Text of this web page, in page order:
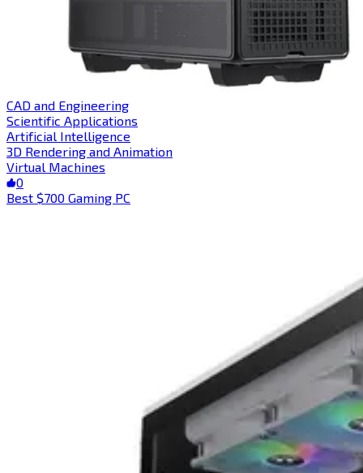
CAD and Engineering​​​​‌ ‍ ​‍​‍‌‍ ‌ ​‍‌‍‍‌‌‍‌ ‌‍‍‌‌‍ ‍​‍​‍​ ‍‍​‍​‍‌ ​ ‌‍​‌‌‍ ‍‌‍‍‌‌ ‌​‌ ‍‌​‍ ‍‌‍‍‌‌‍ ​‍​‍​‍ ​​‍​‍‌‍‍​‌ ​‍‌‍‌‌‌‍‌‍​‍​‍​ ‍‍​‍​‍​‍ ‌‍​‌‌‍‌​‌‍ ‌‌‍‍‌‌‍ ‍​‍ ‌‍‍‌‌‍ ‍‌ ‌​‌‍‌‌‌‍ ‍‌ ‌​​‍ ‌‍‌‌‌‍‌​‌‍‍‌‌ ‌​​‍ ‌‍ ‌‌‍ ‌‍‌​‌‍‌‌​ ‌‌ ​​‌ ​‍‌‍‌‌‌ ​ ‌‍‌‌‌‍ ‍‌ ‌​‌‍​‌‌ ‌​‌‍‍‌‌‍ ‌‍ ‍​ ‍ ‌‍‍‌‌‍‌​​ ‌‌‍​‍​ ​‍‌‍​‌‌‍​‍‌‍‌​​ ​‍​ ‍‌‌‍​‌​‍ ‌​ ​‍‌‍​‌‌‍‌​​ ‍‌​‍ ‌​ ‌​​ ‌‍‌‍​‌​ ​‍​‍ ‌​ ‍​‌‍‌​​ ​‌​ ‌‌​‍ ‌​ ​‍​ ​​​ ​‍​ ‌‌‌‍‌‌​ ​ ​ ‌‌​ ​ ​ ​‌‌‍‌​​ ​​​ ​ ​ ‍ ‌ ‌​‌ ‍‌‌ ​​‌‍‌‌​ ‌‌ ‌​‌‍​‌‌‍‌ ​ ‍ ‌ ​​‌‍​‌‌ ‌​‌‍‍​​ ‌‌‍ ‍‌‍​‌‌‍ ‌‌‍‌‌​ ‌‍​‍‌‍​‌‌ ​ ‌‍‌‌‌‌‌‌‌ ​‍‌‍ ​​ ‌​‍‌‌​ ​‍‌​‌‍‌‍​‌‌‍‌​‌‍ ‌‌‍‍‌‌‍ ‍​‍‌‍‌‍‍‌‌‍‌​​ ‌‌‍​‍​ ​‍‌‍​‌‌‍​‍‌‍‌​​ ​‍​ ‍‌‌‍​‌​‍ ‌​ ​‍‌‍​‌‌‍‌​​ ‍‌​‍ ‌​ ‌​​ ‌‍‌‍​‌​ ​‍​‍ ‌​ ‍​‌‍‌​​ ​‌​ ‌‌​‍ ‌​ ​‍​ ​​​ ​‍​ ‌‌‌‍‌‌​ ​ ​ ‌‌​ ​ ​ ​‌‌‍‌​​ ​​​ ​ ​‍‌‍‌ ‌​‌ ‍‌‌ ​​‌‍‌‌​ ‌‌ ‌​‌‍​‌‌‍‌ ​‍‌‍‌ ​​‌‍​‌‌ ‌​‌‍‍​​ ‌‌‍ ‍‌‍​‌‌‍ ‌‌‍‌‌​‍‌‍‌ ​​‌‍‌‌‌ ​‍‌ ​ ‌ ​​‌‍‌‌‌‍​ ‌ ‌​‌‍‍‌‌ ‌‍‌‍‌‌​ ‌‌ ​​‌ ‌‌‌‍​‍‌‍ ​‌‍‍‌‌ ​ ‌‍‍​‌‍‌‌‌‍‌​​‍​‍‌ ‌
Scientific Applications​​​​‌ ‍ ​‍​‍‌‍ ‌ ​‍‌‍‍‌‌‍‌ ‌‍‍‌‌‍ ‍​‍​‍​ ‍‍​‍​‍‌ ​ ‌‍​‌‌‍ ‍‌‍‍‌‌ ‌​‌ ‍‌​‍ ‍‌‍‍‌‌‍ ​‍​‍​‍ ​​‍​‍‌‍‍​‌ ​‍‌‍‌‌‌‍‌‍​‍​‍​ ‍‍​‍​‍​‍ ‌‍​‌‌‍‌​‌‍ ‌‌‍‍‌‌‍ ‍​‍ ‌‍‍‌‌‍ ‍‌ ‌​‌‍‌‌‌‍ ‍‌ ‌​​‍ ‌‍‌‌‌‍‌​‌‍‍‌‌ ‌​​‍ ‌‍ ‌‌‍ ‌‍‌​‌‍‌‌​ ‌‌ ​​‌ ​‍‌‍‌‌‌ ​ ‌‍‌‌‌‍ ‍‌ ‌​‌‍​‌‌ ‌​‌‍‍‌‌‍ ‌‍ ‍​ ‍ ‌‍‍‌‌‍‌​​ ‌‌‍‌​‌‍​‌​ ‌ ​ ​‍‌‍​‌​ ​‍‌‍​‌​ ‌‍​‍ ‌‌‍‌​​ ‌​​ ‌‍‌‍‌‍​‍ ‌​ ‌​​ ​ ​ ‌‌​ ​ ​‍ ‌​ ‍​​ ​‌‌‍​‌​ ‌ ​‍ ‌‌‍​‍‌‍​‍‌‍​‌​ ‌‍​ ​​‌‍‌‍​ ​‌​ ‌ ​ ‍​​ ​​‌‍​ ​ ‍​​ ‍ ‌ ‌​‌ ‍‌‌ ​​‌‍‌‌​ ‌‌ ‌​‌‍​‌‌‍‌ ​ ‍ ‌ ​​‌‍​‌‌ ‌​‌‍‍​​ ‌‌‍ ‍‌‍​‌‌‍ ‌‌‍‌‌​ ‌‍​‍‌‍​‌‌ ​ ‌‍‌‌‌‌‌‌‌ ​‍‌‍ ​​ ‌​‍‌‌​ ​‍‌​‌‍‌‍​‌‌‍‌​‌‍ ‌‌‍‍‌‌‍ ‍​‍‌‍‌‍‍‌‌‍‌​​ ‌‌‍‌​‌‍​‌​ ‌ ​ ​‍‌‍​‌​ ​‍‌‍​‌​ ‌‍​‍ ‌‌‍‌​​ ‌​​ ‌‍‌‍‌‍​‍ ‌​ ‌​​ ​ ​ ‌‌​ ​ ​‍ ‌​ ‍​​ ​‌‌‍​‌​ ‌ ​‍ ‌‌‍​‍‌‍​‍‌‍​‌​ ‌‍​ ​​‌‍‌‍​ ​‌​ ‌ ​ ‍​​ ​​‌‍​ ​ ‍​​‍‌‍‌ ‌​‌ ‍‌‌ ​​‌‍‌‌​ ‌‌ ‌​‌‍​‌‌‍‌ ​‍‌‍‌ ​​‌‍​‌‌ ‌​‌‍‍​​ ‌‌‍ ‍‌‍​‌‌‍ ‌‌‍‌‌​‍‌‍‌ ​​‌‍‌‌‌ ​‍‌ ​ ‌ ​​‌‍‌‌‌‍​ ‌ ‌​‌‍‍‌‌ ‌‍‌‍‌‌​ ‌‌ ​​‌ ‌‌‌‍​‍‌‍ ​‌‍‍‌‌ ​ ‌‍‍​‌‍‌‌‌‍‌​​‍​‍‌ ‌
Artificial Intelligence​​​​‌ ‍ ​‍​‍‌‍ ‌ ​‍‌‍‍‌‌‍‌ ‌‍‍‌‌‍ ‍​‍​‍​ ‍‍​‍​‍‌ ​ ‌‍​‌‌‍ ‍‌‍‍‌‌ ‌​‌ ‍‌​‍ ‍‌‍‍‌‌‍ ​‍​‍​‍ ​​‍​‍‌‍‍​‌ ​‍‌‍‌‌‌‍‌‍​‍​‍​ ‍‍​‍​‍​‍ ‌‍​‌‌‍‌​‌‍ ‌‌‍‍‌‌‍ ‍​‍ ‌‍‍‌‌‍ ‍‌ ‌​‌‍‌‌‌‍ ‍‌ ‌​​‍ ‌‍‌‌‌‍‌​‌‍‍‌‌ ‌​​‍ ‌‍ ‌‌‍ ‌‍‌​‌‍‌‌​ ‌‌ ​​‌ ​‍‌‍‌‌‌ ​ ‌‍‌‌‌‍ ‍‌ ‌​‌‍​‌‌ ‌​‌‍‍‌‌‍ ‌‍ ‍​ ‍ ‌‍‍‌‌‍‌​​ ‌‌‍‌‌‌‍‌‌​ ‍​​ ​ ​ ​‍​ ‍​‌‍​‍​ ​‍​‍ ‌‌‍‌​​ ‌ ​ ​‍​ ​​​‍ ‌​ ‌​‌‍​‌​ ​​‌‍‌‍​‍ ‌​ ‍​​ ‌‌​ ‌‍​ ‍​​‍ ‌‌‍‌‍‌‍​‌​ ‌‌​ ​​​ ​‌‌‍​‍‌‍‌‌‌‍​‍​ ‍​‌‍​‌‌‍​‌​ ‍​​ ‍ ‌ ‌​‌ ‍‌‌ ​​‌‍‌‌​ ‌‌ ‌​‌‍​‌‌‍‌ ​ ‍ ‌ ​​‌‍​‌‌ ‌​‌‍‍​​ ‌‌‍ ‍‌‍​‌‌‍ ‌‌‍‌‌​ ‌‍​‍‌‍​‌‌ ​ ‌‍‌‌‌‌‌‌‌ ​‍‌‍ ​​ ‌​‍‌‌​ ​‍‌​‌‍‌‍​‌‌‍‌​‌‍ ‌‌‍‍‌‌‍ ‍​‍‌‍‌‍‍‌‌‍‌​​ ‌‌‍‌‌‌‍‌‌​ ‍​​ ​ ​ ​‍​ ‍​‌‍​‍​ ​‍​‍ ‌‌‍‌​​ ‌ ​ ​‍​ ​​​‍ ‌​ ‌​‌‍​‌​ ​​‌‍‌‍​‍ ‌​ ‍​​ ‌‌​ ‌‍​ ‍​​‍ ‌‌‍‌‍‌‍​‌​ ‌‌​ ​​​ ​‌‌‍​‍‌‍‌‌‌‍​‍​ ‍​‌‍​‌‌‍​‌​ ‍​​‍‌‍‌ ‌​‌ ‍‌‌ ​​‌‍‌‌​ ‌‌ ‌​‌‍​‌‌‍‌ ​‍‌‍‌ ​​‌‍​‌‌ ‌​‌‍‍​​ ‌‌‍ ‍‌‍​‌‌‍ ‌‌‍‌‌​‍‌‍‌ ​​‌‍‌‌‌ ​‍‌ ​ ‌ ​​‌‍‌‌‌‍​ ‌ ‌​‌‍‍‌‌ ‌‍‌‍‌‌​ ‌‌ ​​‌ ‌‌‌‍​‍‌‍ ​‌‍‍‌‌ ​ ‌‍‍​‌‍‌‌‌‍‌​​‍​‍‌ ‌
3D Rendering and Animation​​​​‌ ‍ ​‍​‍‌‍ ‌ ​‍‌‍‍‌‌‍‌ ‌‍‍‌‌‍ ‍​‍​‍​ ‍‍​‍​‍‌ ​ ‌‍​‌‌‍ ‍‌‍‍‌‌ ‌​‌ ‍‌​‍ ‍‌‍‍‌‌‍ ​‍​‍​‍ ​​‍​‍‌‍‍​‌ ​‍‌‍‌‌‌‍‌‍​‍​‍​ ‍‍​‍​‍​‍ ‌‍​‌‌‍‌​‌‍ ‌‌‍‍‌‌‍ ‍​‍ ‌‍‍‌‌‍ ‍‌ ‌​‌‍‌‌‌‍ ‍‌ ‌​​‍ ‌‍‌‌‌‍‌​‌‍‍‌‌ ‌​​‍ ‌‍ ‌‌‍ ‌‍‌​‌‍‌‌​ ‌‌ ​​‌ ​‍‌‍‌‌‌ ​ ‌‍‌‌‌‍ ‍‌ ‌​‌‍​‌‌ ‌​‌‍‍‌‌‍ ‌‍ ‍​ ‍ ‌‍‍‌‌‍‌​​ ‌​ ‍​‌‍​‍‌‍​‍​ ​ ​ ‌‌​ ​ ​ ‌​​ ‌‌​‍ ‌‌‍​‍​ ​‍​ ​‌​ ​ ​‍ ‌​ ‌​‌‍​‌‌‍‌‍​ ​​​‍ ‌​ ‍‌​ ​‌​ ‌‌​ ‍‌​‍ ‌‌‍​‍‌‍​‌​ ‍​​ ‌​‌‍‌​‌‍‌​‌‍‌​​ ​​‌‍​ ​ ​‌​ ​‌‌‍​‍​ ‍ ‌ ‌​‌ ‍‌‌ ​​‌‍‌‌​ ‌‌ ‌​‌‍​‌‌‍‌ ​ ‍ ‌ ​​‌‍​‌‌ ‌​‌‍‍​​ ‌‌‍ ‍‌‍​‌‌‍ ‌‌‍‌‌​ ‌‍​‍‌‍​‌‌ ​ ‌‍‌‌‌‌‌‌‌ ​‍‌‍ ​​ ‌​‍‌‌​ ​‍‌​‌‍‌‍​‌‌‍‌​‌‍ ‌‌‍‍‌‌‍ ‍​‍‌‍‌‍‍‌‌‍‌​​ ‌​ ‍​‌‍​‍‌‍​‍​ ​ ​ ‌‌​ ​ ​ ‌​​ ‌‌​‍ ‌‌‍​‍​ ​‍​ ​‌​ ​ ​‍ ‌​ ‌​‌‍​‌‌‍‌‍​ ​​​‍ ‌​ ‍‌​ ​‌​ ‌‌​ ‍‌​‍ ‌‌‍​‍‌‍​‌​ ‍​​ ‌​‌‍‌​‌‍‌​‌‍‌​​ ​​‌‍​ ​ ​‌​ ​‌‌‍​‍​‍‌‍‌ ‌​‌ ‍‌‌ ​​‌‍‌‌​ ‌‌ ‌​‌‍​‌‌‍‌ ​‍‌‍‌ ​​‌‍​‌‌ ‌​‌‍‍​​ ‌‌‍ ‍‌‍​‌‌‍ ‌‌‍‌‌​‍‌‍‌ ​​‌‍‌‌‌ ​‍‌ ​ ‌ ​​‌‍‌‌‌‍​ ‌ ‌​‌‍‍‌‌ ‌‍‌‍‌‌​ ‌‌ ​​‌ ‌‌‌‍​‍‌‍ ​‌‍‍‌‌ ​ ‌‍‍​‌‍‌‌‌‍‌​​‍​‍‌ ‌
Virtual Machines​​​​‌ ‍ ​‍​‍‌‍ ‌ ​‍‌‍‍‌‌‍‌ ‌‍‍‌‌‍ ‍​‍​‍​ ‍‍​‍​‍‌ ​ ‌‍​‌‌‍ ‍‌‍‍‌‌ ‌​‌ ‍‌​‍ ‍‌‍‍‌‌‍ ​‍​‍​‍ ​​‍​‍‌‍‍​‌ ​‍‌‍‌‌‌‍‌‍​‍​‍​ ‍‍​‍​‍​‍ ‌‍​‌‌‍‌​‌‍ ‌‌‍‍‌‌‍ ‍​‍ ‌‍‍‌‌‍ ‍‌ ‌​‌‍‌‌‌‍ ‍‌ ‌​​‍ ‌‍‌‌‌‍‌​‌‍‍‌‌ ‌​​‍ ‌‍ ‌‌‍ ‌‍‌​‌‍‌‌​ ‌‌ ​​‌ ​‍‌‍‌‌‌ ​ ‌‍‌‌‌‍ ‍‌ ‌​‌‍​‌‌ ‌​‌‍‍‌‌‍ ‌‍ ‍​ ‍ ‌‍‍‌‌‍‌​​ ‌​ ‌​​ ​‍​ ‌ ‌‍‌​​ ‌‌‌‍‌‍​ ‌‍​ ‌‍​‍ ‌​ ‌​‌‍​ ‌‍‌​​ ​ ​‍ ‌​ ‌​​ ​‌​ ‌​‌‍​‍​‍ ‌‌‍​‌​ ‍‌​ ‌ ‌‍‌​​‍ ‌​ ‌ ​ ​ ‌‍‌‌‌‍‌‍​ ‌‍​ ‌‌​ ​ ‌‍​ ​ ‌​​ ​‍​ ‍‌​ ​‌​ ‍ ‌ ‌​‌ ‍‌‌ ​​‌‍‌‌​ ‌‌ ‌​‌‍​‌‌‍‌ ​ ‍ ‌ ​​‌‍​‌‌ ‌​‌‍‍​​ ‌‌‍ ‍‌‍​‌‌‍ ‌‌‍‌‌​ ‌‍​‍‌‍​‌‌ ​ ‌‍‌‌‌‌‌‌‌ ​‍‌‍ ​​ ‌​‍‌‌​ ​‍‌​‌‍‌‍​‌‌‍‌​‌‍ ‌‌‍‍‌‌‍ ‍​‍‌‍‌‍‍‌‌‍‌​​ ‌​ ‌​​ ​‍​ ‌ ‌‍‌​​ ‌‌‌‍‌‍​ ‌‍​ ‌‍​‍ ‌​ ‌​‌‍​ ‌‍‌​​ ​ ​‍ ‌​ ‌​​ ​‌​ ‌​‌‍​‍​‍ ‌‌‍​‌​ ‍‌​ ‌ ‌‍‌​​‍ ‌​ ‌ ​ ​ ‌‍‌‌‌‍‌‍​ ‌‍​ ‌‌​ ​ ‌‍​ ​ ‌​​ ​‍​ ‍‌​ ​‌​‍‌‍‌ ‌​‌ ‍‌‌ ​​‌‍‌‌​ ‌‌ ‌​‌‍​‌‌‍‌ ​‍‌‍‌ ​​‌‍​‌‌ ‌​‌‍‍​​ ‌‌‍ ‍‌‍​‌‌‍ ‌‌‍‌‌​‍‌‍‌ ​​‌‍‌‌‌ ​‍‌ ​ ‌ ​​‌‍‌‌‌‍​ ‌ ‌​‌‍‍‌‌ ‌‍‌‍‌‌​ ‌‌ ​​‌ ‌‌‌‍​‍‌‍ ​‌‍‍‌‌ ​ ‌‍‍​‌‍‌‌‌‍‌​​‍​‍‌ ‌
0
Best $700 Gaming PC​​​​‌ ‍ ​‍​‍‌‍ ‌ ​‍‌‍‍‌‌‍‌ ‌‍‍‌‌‍ ‍​‍​‍​ ‍‍​‍​‍‌ ​ ‌‍​‌‌‍ ‍‌‍‍‌‌ ‌​‌ ‍‌​‍ ‍‌‍‍‌‌‍ ​‍​‍​‍ ​​‍​‍‌‍‍​‌ ​‍‌‍‌‌‌‍‌‍​‍​‍​ ‍‍​‍​‍​‍ ‌‍​‌‌‍‌​‌‍ ‌‌‍‍‌‌‍ ‍​‍ ‌‍‍‌‌‍ ‍‌ ‌​‌‍‌‌‌‍ ‍‌ ‌​​‍ ‌‍‌‌‌‍‌​‌‍‍‌‌ ‌​​‍ ‌‍ ‌‌‍ ‌‍‌​‌‍‌‌​ ‌‌ ​​‌ ​‍‌‍‌‌‌ ​ ‌‍‌‌‌‍ ‍‌ ‌​‌‍​‌‌ ‌​‌‍‍‌‌‍ ‌‍ ‍​ ‍ ‌‍‍‌‌‍‌​​ ‌​ ‍​​ ​​‌‍‌‌​ ‌‍‌‍‌‍​ ‌​​ ​ ‌‍​‌​‍ ‌​ ‌ ​ ‍‌​ ‍‌​ ‍​​‍ ‌​ ‌​​ ‌ ‌‍​‌‌‍‌​​‍ ‌‌‍​‍​ ​‌‌‍‌‌‌‍​‌​‍ ‌‌‍‌‍​ ‌​‌‍‌​​ ​​​ ​‌‌‍​‌​ ​ ​ ​‌​ ‍​‌‍​ ‌‍‌‍​ ​ ​ ‍ ‌ ‌​‌ ‍‌‌ ​​‌‍‌‌​ ‌‌‍​‍‌ ‌‌‌‍‍‌‌‍ ​‌‍‌​​ ‍ ‌ ​​‌‍​‌‌ ‌​‌‍‍​​ ‌‌‍‍‌​ ​‌​ ‍​‌‍ ‍‌‌ ‌‍ ‍‌‍​‌‌‍ ‌‌‍‌‌​‍‌‌​ ‌‌‌​​‍‌‌ ‌‍‍ ‌‍‌‌‌ ‍‌​‍‌‌​ ​ ‌​‌​​‍‌‌​ ​ ‌​‌​​‍‌‌​ ​‍​ ​‍‌‍‌‌‌‍ ‍​‍‌‌​ ​‍​ ​‍​‍‌‌​ ‌‌‌​‌​​‍ ‍‌ ‌‍‌‍​‌‌‍ ​‌ ‌‌‌‍‌‌​ ‌‍​‍‌‍​‌‌ ​ ‌‍‌‌‌‌‌‌‌ ​‍‌‍ ​​ ‌​‍‌‌​ ​‍‌​‌‍‌‍​‌‌‍‌​‌‍ ‌‌‍‍‌‌‍ ‍​‍‌‍‌‍‍‌‌‍‌​​ ‌​ ‍​​ ​​‌‍‌‌​ ‌‍‌‍‌‍​ ‌​​ ​ ‌‍​‌​‍ ‌​ ‌ ​ ‍‌​ ‍‌​ ‍​​‍ ‌​ ‌​​ ‌ ‌‍​‌‌‍‌​​‍ ‌‌‍​‍​ ​‌‌‍‌‌‌‍​‌​‍ ‌‌‍‌‍​ ‌​‌‍‌​​ ​​​ ​‌‌‍​‌​ ​ ​ ​‌​ ‍​‌‍​ ‌‍‌‍​ ​ ​‍‌‍‌ ‌​‌ ‍‌‌ ​​‌‍‌‌​ ‌‌‍​‍‌ ‌‌‌‍‍‌‌‍ ​‌‍‌​​‍‌‍‌ ​​‌‍​‌‌ ‌​‌‍‍​​ ‌‌‍‍‌​ ​‌​ ‍​‌‍ ‍‌‌ ‌‍ ‍‌‍​‌‌‍ ‌‌‍‌‌​‍‌‌​ ‌‌‌​​‍‌‌ ‌‍‍ ‌‍‌‌‌ ‍‌​‍‌‌​ ​ ‌​‌​​‍‌‌​ ​ ‌​‌​​‍‌‌​ ​‍​ ​‍‌‍‌‌‌‍ ‍​‍‌‌​ ​‍​ ​‍​‍‌‌​ ‌‌‌​‌​​‍ ‍‌ ‌‍‌‍​‌‌‍ ​‌ ‌‌‌‍‌‌​‍‌‍‌ ​​‌‍‌‌‌ ​‍‌ ​ ‌ ​​‌‍‌‌‌‍​ ‌ ‌​‌‍‍‌‌ ‌‍‌‍‌‌​ ‌‌ ​​‌ ‌‌‌‍​‍‌‍ ​‌‍‍‌‌ ​ ‌‍‍​‌‍‌‌‌‍‌​​‍​‍‌ ‌